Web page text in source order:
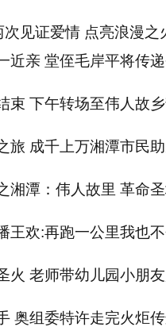
次见证爱情 点亮浪漫之
近亲 堂侄毛岸平将传
束 下午转场至伟人故
旅 成千上万湘潭市民
湘潭：伟人故里 革命
王欢:再跑一公里我也
火 老师带幼儿园小朋
奥组委特许走完火炬